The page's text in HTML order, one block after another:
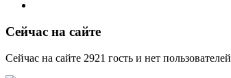
Сейчас на сайте
Сейчас на сайте 2921 гость и нет пользователей